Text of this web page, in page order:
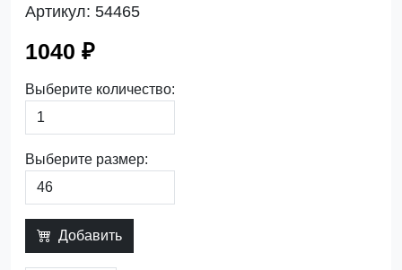
Артикул: 54465
1040 ₽
Выберите количество:
Выберите размер:
Добавить